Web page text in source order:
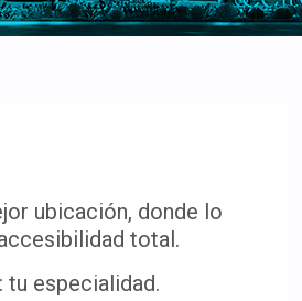
ubicación, donde lo
total.
especialidad.